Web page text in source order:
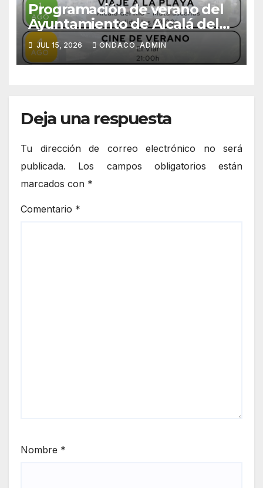
Programación de verano del
Ayuntamiento de Alcalá del
RíoJUL 15, 2026 ONDACO_ADMIN
Deja una respuesta
Tu dirección de correo electrónico no será
publicada.
Los campos obligatorios están
marcados con *
Comentario *
Nombre *